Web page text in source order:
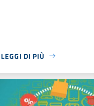
LEGGI DI PIÙ